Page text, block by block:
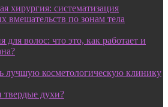
хирургия: систематизация
вмешательств по зонам тела
для волос: что это, как работает и
лучшую косметологическую клинику
духи?